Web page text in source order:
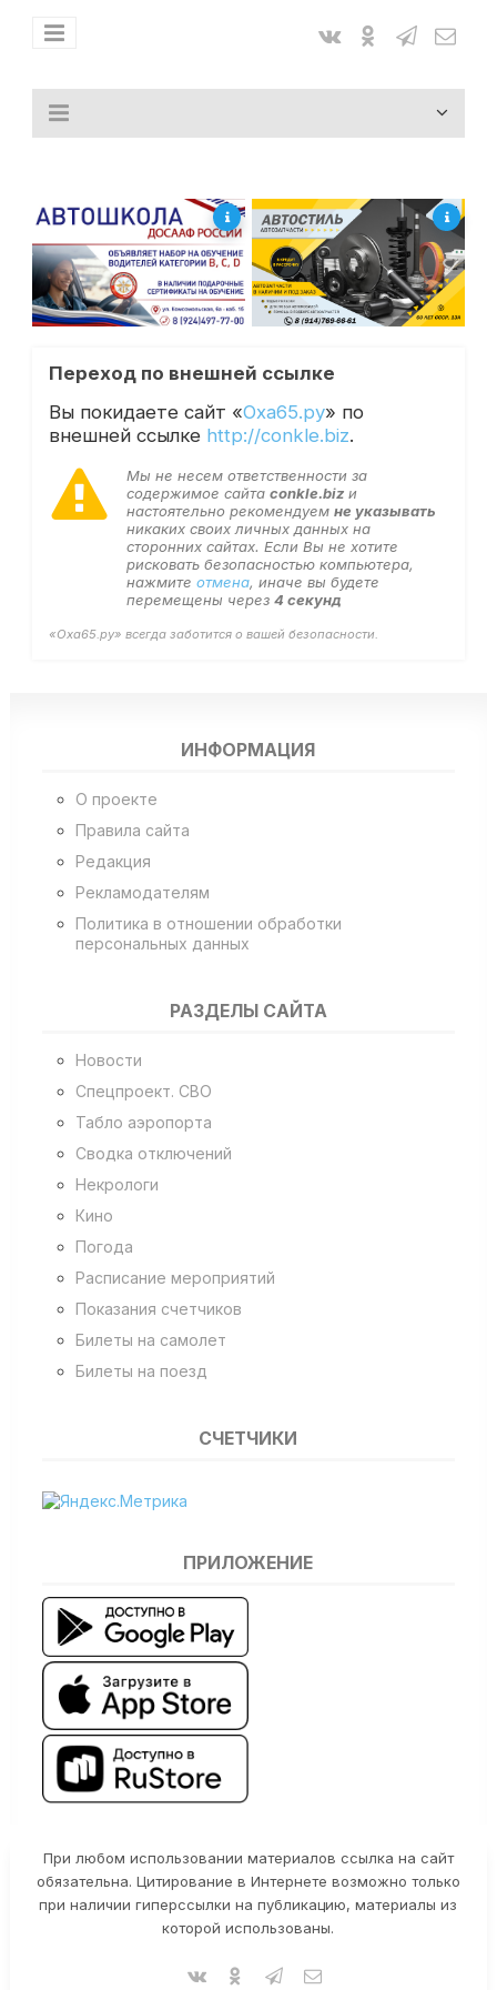
Переход по внешней ссылке
Вы покидаете сайт «Оха65.ру» по
внешней ссылке http://conkle.biz.
Мы не несем ответственности за
содержимое сайта conkle.bizи
настоятельно рекомендуем не указывать
никаких своих личных данных на
сторонних сайтах. Если Вы не хотите
рисковать безопасностью компьютера,
нажмите отмена, иначе вы будете
перемещены через 4 секунд
«Оха65.ру» всегда заботится о вашей безопасности.
ИНФОРМАЦИЯ
О проекте
Правила сайта
Редакция
Рекламодателям
Политика в отношении обработки
персональных данных
РАЗДЕЛЫ САЙТА
Новости
Спецпроект. СВО
Табло аэропорта
Сводка отключений
Некрологи
Кино
Погода
Расписание мероприятий
Показания счетчиков
Билеты на самолет
Билеты на поезд
СЧЕТЧИКИ
ПРИЛОЖЕНИЕ
При любом использовании материалов ссылка на сайт
обязательна. Цитирование в Интернете возможно только
при наличии гиперссылки на публикацию, материалы из
которой использованы.